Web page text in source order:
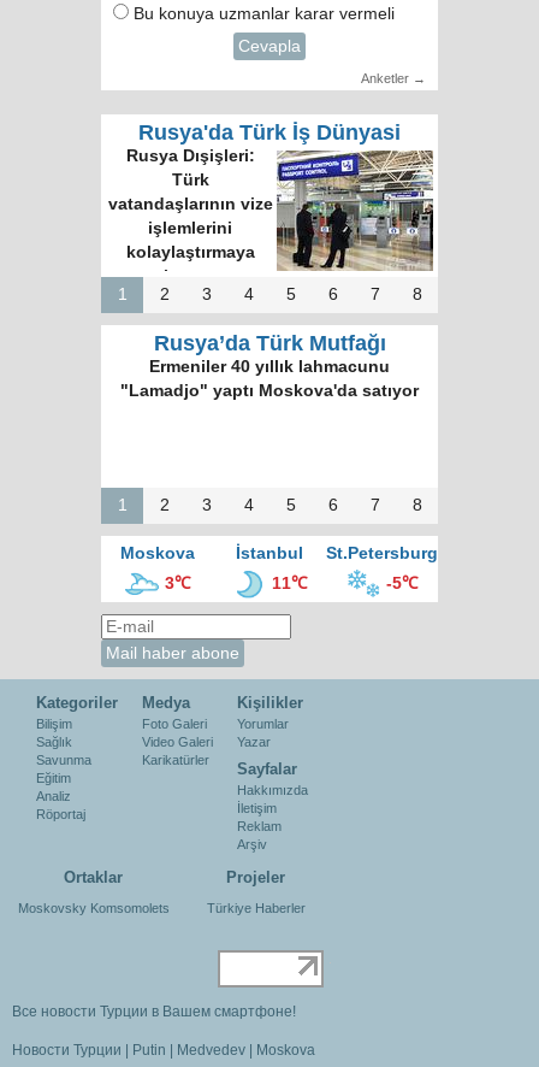
Bu konuya uzmanlar karar vermeli
Cevapla
Anketler →
Rusya'da Türk İş Dünyasi
Rusya Dışişleri:
Türk
vatandaşlarının vize
işlemlerini
kolaylaştırmaya
hazırız
1
2 3 4 5 6 7 8
Rusya’da Türk Mutfağı
Ermeniler 40 yıllık lahmacunu
"Lamadjo" yaptı Moskova'da satıyor
1 2 3 4 5 6 7 8
Moskova İstanbul
St.Petersburg
3℃
11℃ -5℃
Kategoriler
Bilişim
Sağlık
Savunma
Eğitim
Analiz
Röportaj
Medya
Foto Galeri
Video Galeri
Karikatürler
Kişilikler
Yorumlar
Yazar
Sayfalar
Hakkımızda
İletişim
Reklam
Arşiv
Ortaklar
Moskovsky Komsomolets
Projeler
Türkiye Haberler
Все новости Турции в Вашем смартфоне!
Новости Турции Putin Medvedev Moskova